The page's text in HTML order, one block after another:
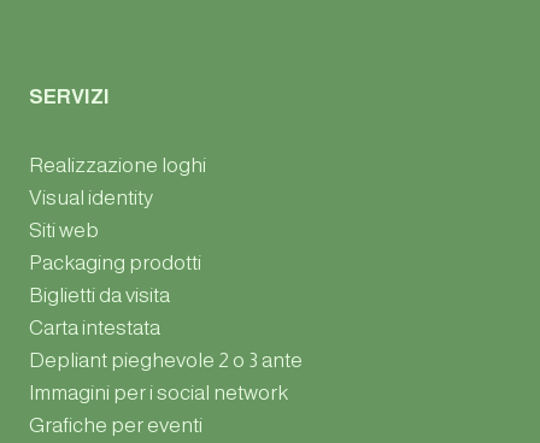
SERVIZI
Realizzazione loghi
Visual identity
Siti web
Packaging prodotti
Biglietti da visita
Carta intestata
Depliant pieghevole 2 o 3 ante
Immagini per i social network
Grafiche per eventi